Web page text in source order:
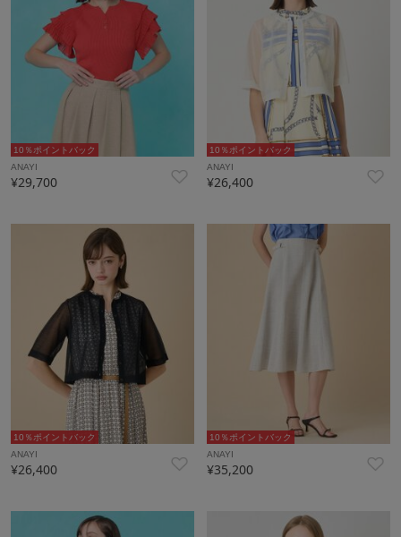
10％ポイントバック
ANAYI
¥29,700
10％ポイントバック
ANAYI
¥26,400
10％ポイントバック
ANAYI
¥26,400
10％ポイントバック
ANAYI
¥35,200